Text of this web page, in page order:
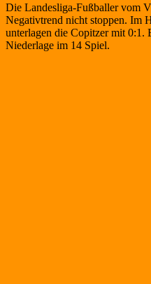
Die Landesliga-Fußballer vom
Negativtrend nicht stoppen. Im
unterlagen die Copitzer mit 0:1.
Niederlage im 14 Spiel.